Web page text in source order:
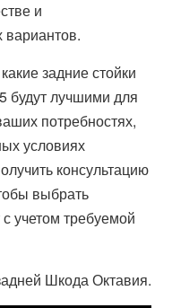
и
вариантов.
задние стойки
будут лучшими для
потребностях,
условиях
консультацию
выбрать
учетом требуемой
Шкода Октавия.